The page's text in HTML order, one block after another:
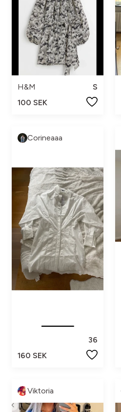
H&M
S
100 SEK
Corineaaa
36
160 SEK
Viktoria